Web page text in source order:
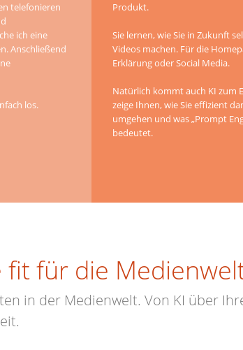
telefonieren
ich eine
Anschließend
los.
Produkt.
Sie lernen, wie Sie in Zukunft
Videos machen. Für die
Erklärung oder Social Media.
Natürlich kommt auch KI zum
zeige Ihnen, wie Sie effizient
umgehen und was „Prompt
bedeutet.
fit für die
in der Medienwelt. Von KI über